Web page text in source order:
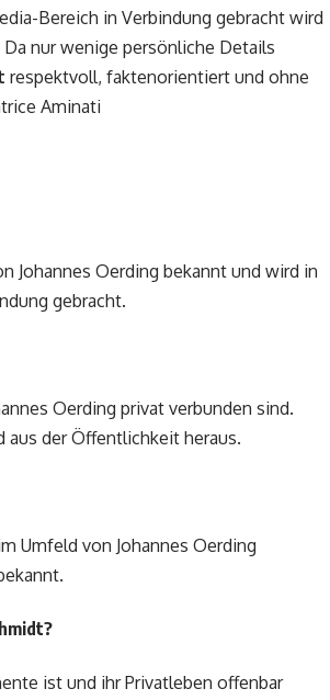
Bereich in Verbindung gebracht wird
nur wenige persönliche Details
respektvoll, faktenorientiert und ohne
Aminati
Johannes Oerding bekannt und wird in
gebracht.
Oerding privat verbunden sind.
der Öffentlichkeit heraus.
Umfeld von Johannes Oerding
ist und ihr Privatleben offenbar